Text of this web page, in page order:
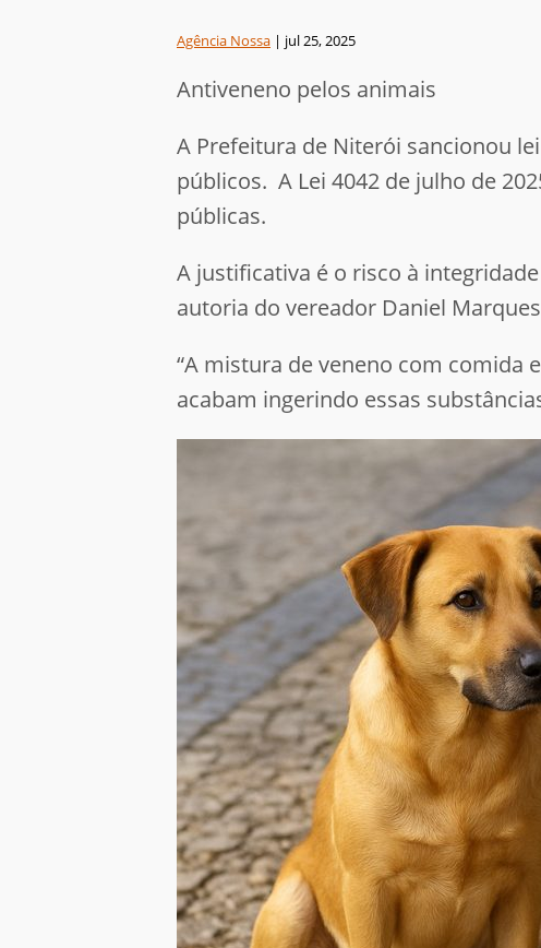
Agência Nossa | jul 25, 2025
Antiveneno pelos animais
A Prefeitura de Niterói sancionou
públicos. A Lei 4042 de julho de
públicas.
A justificativa é o risco à
autoria do vereador Daniel
“A mistura de veneno com comida
acabam ingerindo essas